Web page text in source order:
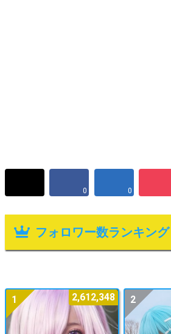
0 0
フォロワー数ランキング
1 2,612,348 2